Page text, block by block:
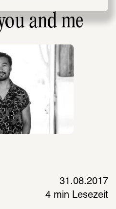
and me
31.08.2017
4 min Lesezeit